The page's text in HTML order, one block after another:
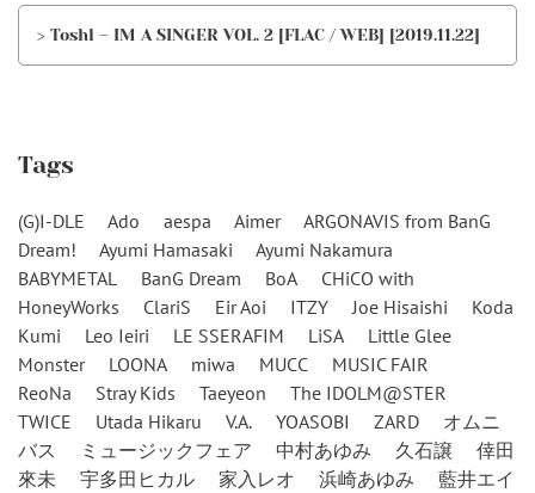
> Toshl – IM A SINGER VOL. 2 [FLAC / WEB] [2019.11.22]
Tags
(G)I-DLE Ado aespa Aimer
ARGONAVIS from BanG
Dream!
Ayumi Hamasaki
Ayumi Nakamura
BABYMETAL
BanG Dream BoA
CHiCO with
HoneyWorks
ClariS Eir Aoi ITZY Joe Hisaishi
Koda
Kumi
Leo Ieiri LE SSERAFIM LiSA
Little Glee
Monster
LOONA miwa MUCC
MUSIC FAIR
ReoNa
Stray Kids Taeyeon
The IDOLM@STER
TWICE
Utada Hikaru V.A. YOASOBI ZARD
オムニ
バス
ミュージックフェア 中村あゆみ 久石譲
倖田
來未
宇多田ヒカル 家入レオ 浜崎あゆみ
藍井エイ